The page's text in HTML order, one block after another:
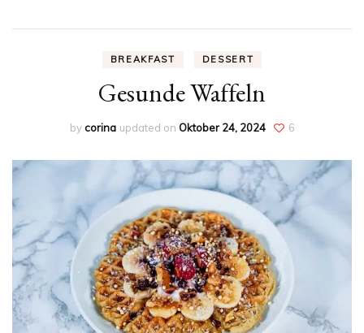
BREAKFAST DESSERT
Gesunde Waffeln
by corina updated on Oktober 24, 2024 6